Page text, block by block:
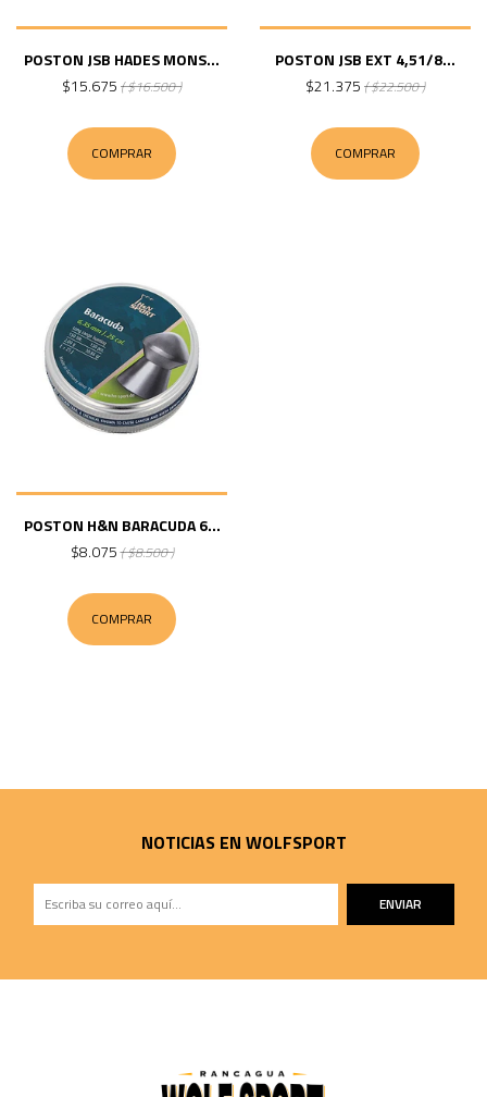
POSTON JSB HADES MONS...
$15.675 ( $16.500 )
COMPRAR
POSTON JSB EXT 4,51/8...
$21.375 ( $22.500 )
COMPRAR
POSTON H&N BARACUDA 6...
$8.075( $8.500 )
COMPRAR
NOTICIAS EN WOLFSPORT
ENVIAR